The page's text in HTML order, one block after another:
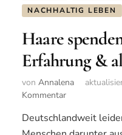
NACHHALTIG LEBEN
Haare
Erfahrung &
von Annalena
Kommentarzu
spenden
Deutschlandweit